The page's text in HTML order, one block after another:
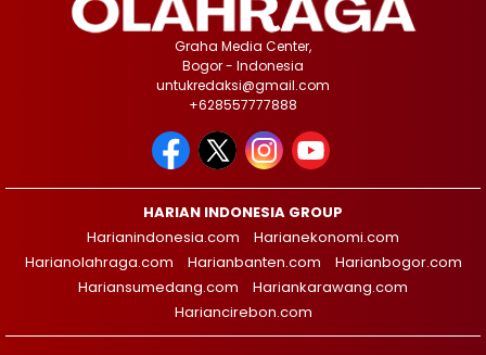
Graha Media Center,
Bogor - Indonesia
untukredaksi@gmail.com
+628557777888
HARIAN INDONESIA GROUP
Harianindonesia.com
Harianekonomi.com
Harianolahraga.com
Harianbanten.com
Harianbogor.com
Hariansumedang.com
Hariankarawang.com
Hariancirebon.com